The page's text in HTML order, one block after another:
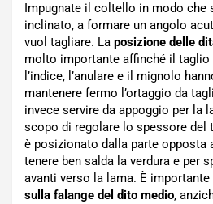
Impugnate il coltello in modo che
inclinato, a formare un angolo
vuol tagliare. La posizione delle
molto importante affinché il taglio
l’indice, l’anulare e il mignolo
mantenere fermo l’ortaggio da
invece servire da appoggio per la
scopo di regolare lo spessore del
è posizionato dalla parte opposta
tenere ben salda la verdura e per
avanti verso la lama. È importante
sulla falange del dito medio,